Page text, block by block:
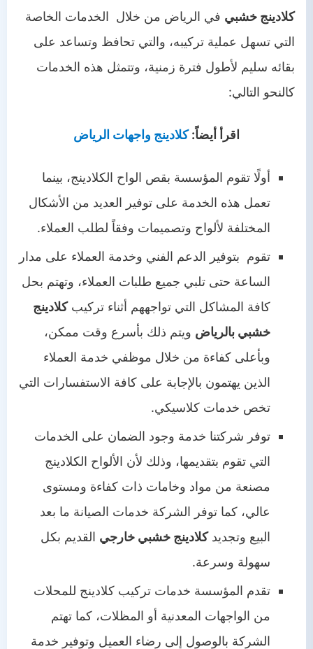
كلادينج خشبي في الرياض من خلال الخدمات الخاصة
التي تسهل عملية تركيبه، والتي تحافظ وتساعد على
بقائه سليم لأطول فترة زمنية، وتتمثل هذه الخدمات
كالنحو التالي:
اقرأ أيضاً:كلادينج واجهات الرياض
أولًا تقوم المؤسسة بقص الواح الكلادينج، بينما
تعمل هذه الخدمة على توفير العديد من الأشكال
المختلفة لألواح وتصميمات وفقاً لطلب العملاء.
تقوم بتوفير الدعم الفني وخدمة العملاء على مدار
الساعة حتى تلبي جميع طلبات العملاء، وتهتم بحل
كافة المشاكل التي تواجههم أثناء تركيبكلادينج
خشبي بالرياض ويتم ذلك بأسرع وقت ممكن،
وبأعلى كفاءة من خلال موظفي خدمة العملاء
الذين يهتمون بالإجابة على كافة الاستفسارات التي
تخص خدمات كلاسيكي.
توفر شركتنا خدمة وجود الضمان على الخدمات
التي تقوم بتقديمها، وذلك لأن الألواح الكلادينج
مصنعة من مواد وخامات ذات كفاءة ومستوى
عالي، كما توفر الشركة خدمات الصيانة ما بعد
البيع وتجديدكلادينج خشبي خارجي القديم بكل
سهولة وسرعة.
تقدم المؤسسة خدمات تركيب كلادينج للمحلات
من الواجهات المعدنية أو المظلات، كما تهتم
الشركة بالوصول إلى رضاء العميل وتوفير خدمة